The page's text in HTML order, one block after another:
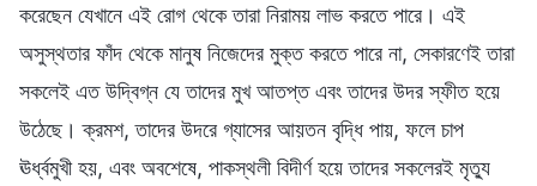
করেছেন যেখানে এই রোগ থেকে তারা নিরাময় লাভ করতে পারে। এই
অসুস্থতার ফাঁদ থেকে মানুষ নিজেদের মুক্ত করতে পারে না, সেকারণেই তারা
সকলেই এত উদ্বিগ্ন যে তাদের মুখ আতপ্ত এবং তাদের উদর স্ফীত হয়ে
উঠেছে। ক্রমশ, তাদের উদরে গ্যাসের আয়তন বৃদ্ধি পায়, ফলে চাপ
ঊর্ধ্বমুখী হয়, এবং অবশেষে, পাকস্থলী বিদীর্ণ হয়ে তাদের সকলেরই মৃত্যু